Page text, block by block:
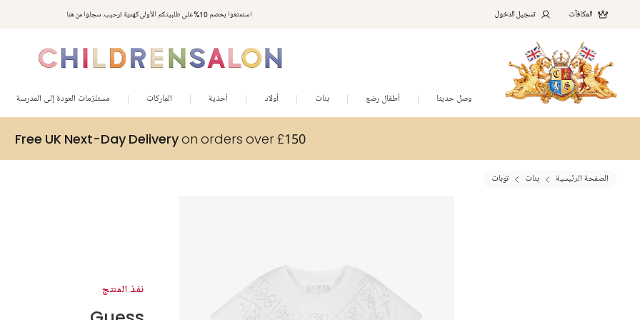
استمتعوا بخصم 10% على طلبيتكم الأولى كهدية ترحيب. سجلوا من هنا المكافآت تسجيل الدخول
وصل حديثا أطفال رضع بنات أولاد أحذية الماركات مستلزمات العودة إلى المدرسة
Free UK Next-Day Deliveryon orders over £150
الصفحة الرئيسية بنات توبات
نفذ المنتج